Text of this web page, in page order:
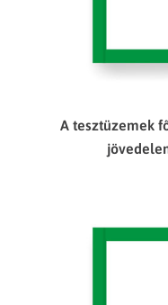
A tesztüzemek